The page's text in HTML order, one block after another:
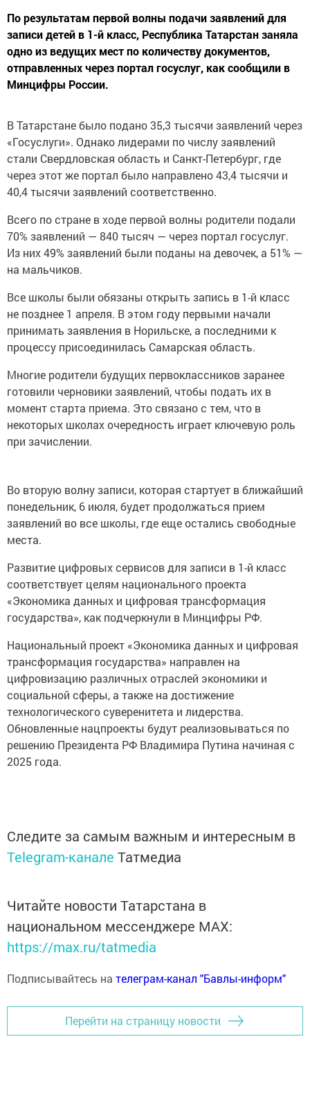
По результатам первой волны подачи заявлений для
записи детей в 1-й класс, Республика Татарстан заняла
одно из ведущих мест по количеству документов,
отправленных через портал госуслуг, как сообщили в
Минцифры России.
В Татарстане было подано 35,3 тысячи заявлений через
«Госуслуги». Однако лидерами по числу заявлений
стали Свердловская область и Санкт-Петербург, где
через этот же портал было направлено 43,4 тысячи и
40,4 тысячи заявлений соответственно.
Всего по стране в ходе первой волны родители подали
70% заявлений — 840 тысяч — через портал госуслуг.
Из них 49% заявлений были поданы на девочек, а 51% —
на мальчиков.
Все школы были обязаны открыть запись в 1-й класс
не позднее 1 апреля. В этом году первыми начали
принимать заявления в Норильске, а последними к
процессу присоединилась Самарская область.
Многие родители будущих первоклассников заранее
готовили черновики заявлений, чтобы подать их в
момент старта приема. Это связано с тем, что в
некоторых школах очередность играет ключевую роль
при зачислении.
Во вторую волну записи, которая стартует в ближайший
понедельник, 6 июля, будет продолжаться прием
заявлений во все школы, где еще остались свободные
места.
Развитие цифровых сервисов для записи в 1-й класс
соответствует целям национального проекта
«Экономика данных и цифровая трансформация
государства», как подчеркнули в Минцифры РФ.
Национальный проект «Экономика данных и цифровая
трансформация государства» направлен на
цифровизацию различных отраслей экономики и
социальной сферы, а также на достижение
технологического суверенитета и лидерства.
Обновленные нацпроекты будут реализовываться по
решению Президента РФ Владимира Путина начиная с
2025 года.
Следите за самым важным и интересным в
Telegram-канале Татмедиа
Читайте новости Татарстана в
национальном мессенджере MАХ:
https://max.ru/tatmedia
Подписывайтесь на телеграм-канал "Бавлы-информ"
Перейти на страницу новости